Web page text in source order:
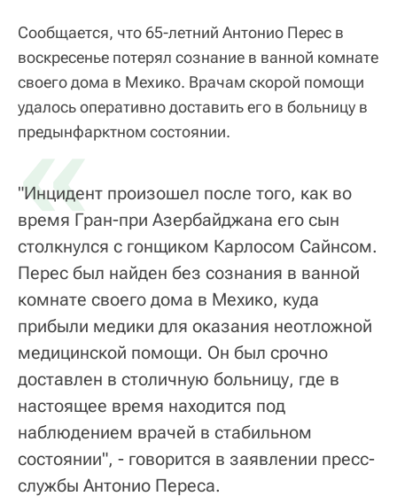
Сообщается, что 65-летний Антонио Перес в
воскресенье потерял сознание в ванной комнате
своего дома в Мехико. Врачам скорой помощи
удалось оперативно доставить его в больницу в
предынфарктном состоянии.
«
"Инцидент произошел после того, как во
время Гран-при Азербайджана его сын
столкнулся с гонщиком Карлосом Сайнсом.
Перес был найден без сознания в ванной
комнате своего дома в Мехико, куда
прибыли медики для оказания неотложной
медицинской помощи. Он был срочно
доставлен в столичную больницу, где в
настоящее время находится под
наблюдением врачей в стабильном
состоянии", - говорится в заявлении пресс-
службы Антонио Переса.